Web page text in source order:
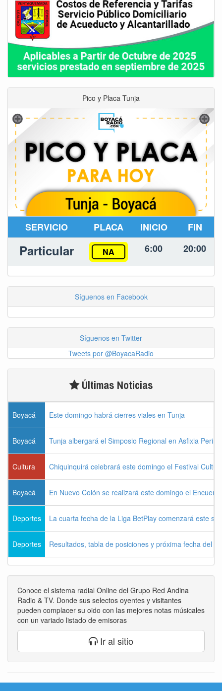
Pico y Placa Tunja
SERVICIO PLACA INICIO FIN
Particular NA 6:00 20:00
Síguenos en Facebook
Síguenos en Twitter
Tweets por @BoyacaRadio
Últimas Noticias
Boyacá Este domingo habrá cierres viales en Tunja
Boyacá Tunja albergará el Simposio Regional en Asfixia
Cultura Chiquinquirá celebrará este domingo el Festival
Boyacá En Nuevo Colón se realizará este domingo el
Deportes La cuarta fecha de la Liga BetPlay comenzará este
Deportes Resultados, tabla de posiciones y próxima fecha del
Conoce el sistema radial Online del Grupo Red Andina
Radio & TV. Donde sus selectos oyentes y visitantes
pueden complacer su oido con las mejores notas músicales
con un variado listado de emisoras
Ir al sitio